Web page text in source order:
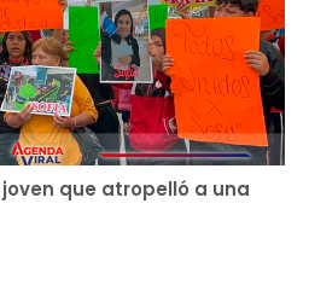
que atropelló a una